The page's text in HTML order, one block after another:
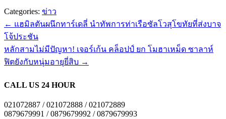
Categories: ข่าว
← แฮมิลตันผนึกทาร์เดลี่ นำทัพการท่าเรือซัลโวสุโขทัยที่ส่งบาจ
โจ้ประชัน
หลักสามไม่มีปัญหา! เจอร์เก้น คล็อปป์ ยก โมฮาเหม็ด ซาลาห์
ฟิตยังกับหนุ่มอายุยี่สิบ →
CALL US 24 HOUR
021072887 / 021072888 / 021072889
0879679991 / 0879679992 / 0879679993